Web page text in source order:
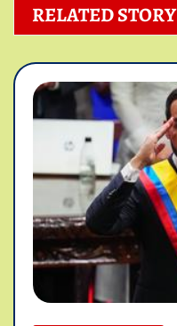
RELATED STORY